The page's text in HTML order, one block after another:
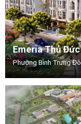
Emeria Thủ Đức
Phường Bình Trưng